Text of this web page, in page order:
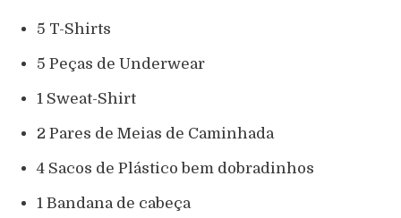
5 T-Shirts
5 Peças de Underwear
1 Sweat-Shirt
2 Pares de Meias de Caminhada
4 Sacos de Plástico bem dobradinhos
1 Bandana de cabeça